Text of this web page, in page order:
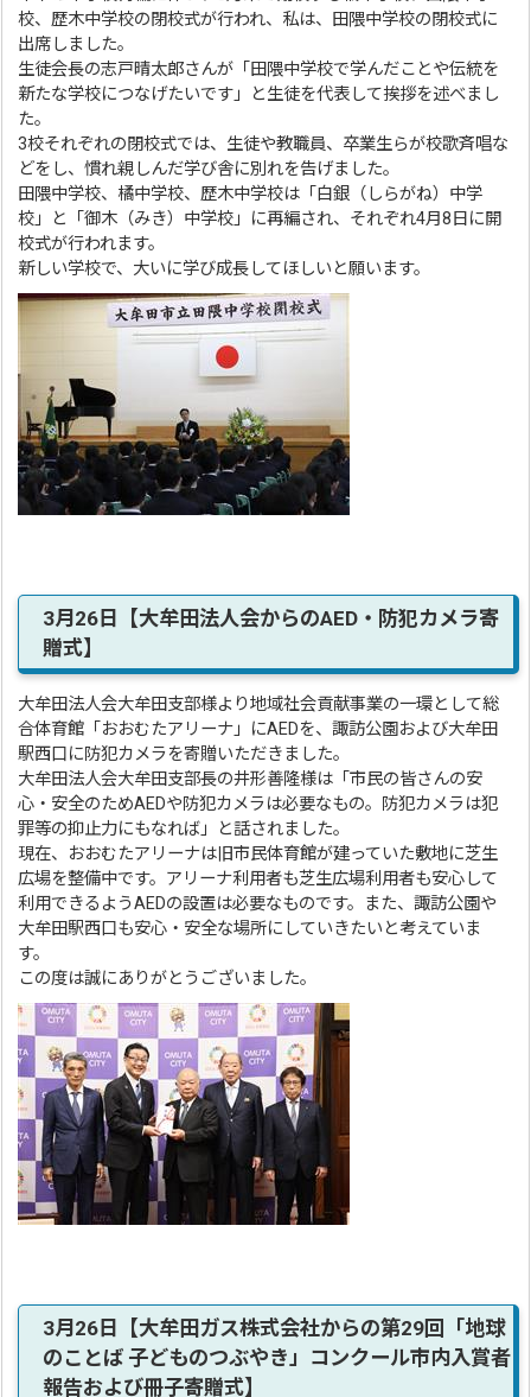
校、歴木中学校の閉校式が行われ、私は、田隈中学校の閉校式に
出席しました。
生徒会長の志戸晴太郎さんが「田隈中学校で学んだことや伝統を
新たな学校につなげたいです」と生徒を代表して挨拶を述べまし
た。
3校それぞれの閉校式では、生徒や教職員、卒業生らが校歌斉唱な
どをし、慣れ親しんだ学び舎に別れを告げました。
田隈中学校、橘中学校、歴木中学校は「白銀（しらがね）中学
校」と「御木（みき）中学校」に再編され、それぞれ4月8日に開
校式が行われます。
新しい学校で、大いに学び成長してほしいと願います。
3月26日【大牟田法人会からのAED・防犯カメラ寄
贈式】
大牟田法人会大牟田支部様より地域社会貢献事業の一環として総
合体育館「おおむたアリーナ」にAEDを、諏訪公園および大牟田
駅西口に防犯カメラを寄贈いただきました。
大牟田法人会大牟田支部長の井形善隆様は「市民の皆さんの安
心・安全のためAEDや防犯カメラは必要なもの。防犯カメラは犯
罪等の抑止力にもなれば」と話されました。
現在、おおむたアリーナは旧市民体育館が建っていた敷地に芝生
広場を整備中です。アリーナ利用者も芝生広場利用者も安心して
利用できるようAEDの設置は必要なものです。また、諏訪公園や
大牟田駅西口も安心・安全な場所にしていきたいと考えていま
す。
この度は誠にありがとうございました。
3月26日【大牟田ガス株式会社からの第29回「地球
のことば 子どものつぶやき」コンクール市内入賞者
報告および冊子寄贈式】